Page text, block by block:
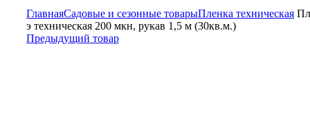
ГлавнаяСадовые и сезонные товарыПленка техническая
э техническая 200 мкн, рукав 1,5 м (30кв.м.)
Предыдущий товар